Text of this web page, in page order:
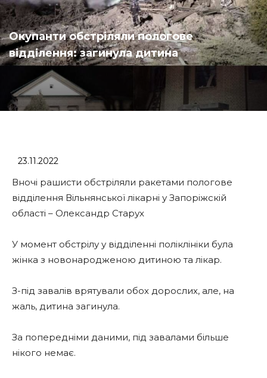
Окупанти обстріляли пологове
відділення: загинула дитина
23.11.2022
Вночі рашисти обстріляли ракетами пологове
відділення Вільнянської лікарні у Запоріжскій
області – Олександр Старух
У момент обстрілу у відділенні поліклініки була
жінка з новонародженою дитиною та лікар.
З-під завалів врятували обох дорослих, але, на
жаль, дитина загинула.
За попередніми даними, під завалами більше
нікого немає.